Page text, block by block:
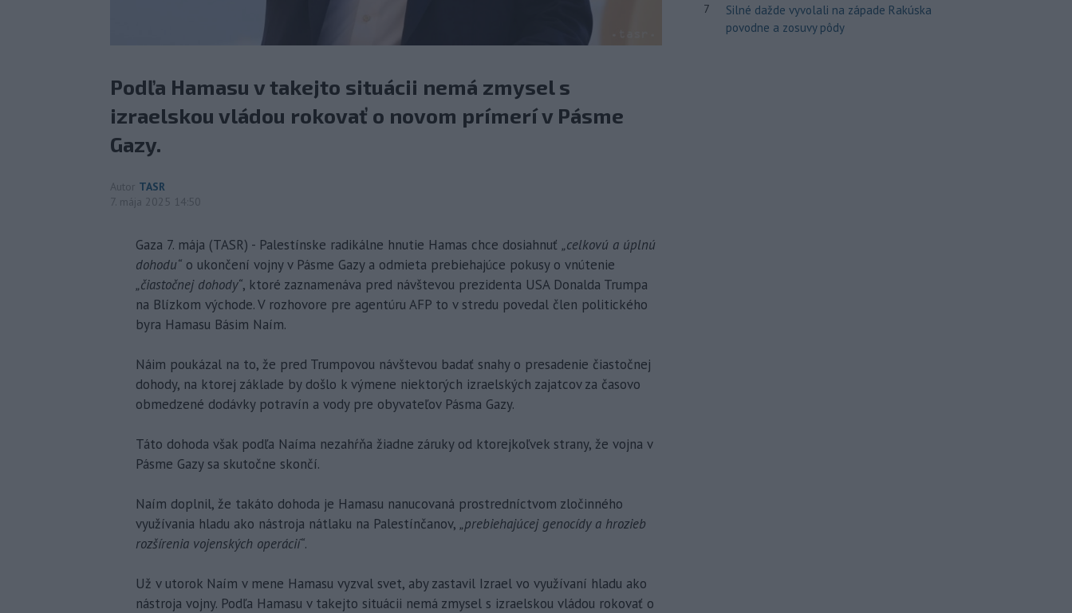
Podľa Hamasu v takejto situácii nemá zmysel s
izraelskou vládou rokovať o novom prímerí v Pásme
Gazy.
Autor TASR
7. mája 2025 14:50
Gaza 7. mája (TASR) - Palestínske radikálne hnutie Hamas chce dosiahnuť „celkovú a úplnú
dohodu“ o ukončení vojny v Pásme Gazy a odmieta prebiehajúce pokusy o vnútenie
„čiastočnej dohody“, ktoré zaznamenáva pred návštevou prezidenta USA Donalda Trumpa
na Blízkom východe. V rozhovore pre agentúru AFP to v stredu povedal člen politického
byra Hamasu Básim Naím.
Náim poukázal na to, že pred Trumpovou návštevou badať snahy o presadenie čiastočnej
dohody, na ktorej základe by došlo k výmene niektorých izraelských zajatcov za časovo
obmedzené dodávky potravín a vody pre obyvateľov Pásma Gazy.
Táto dohoda však podľa Naíma nezahŕňa žiadne záruky od ktorejkoľvek strany, že vojna v
Pásme Gazy sa skutočne skončí.
Naím doplnil, že takáto dohoda je Hamasu nanucovaná prostredníctvom zločinného
využívania hladu ako nástroja nátlaku na Palestínčanov, „prebiehajúcej genocídy a hrozieb
rozšírenia vojenských operácií“.
Už v utorok Naím v mene Hamasu vyzval svet, aby zastavil Izrael vo využívaní hladu ako
nástroja vojny. Podľa Hamasu v takejto situácii nemá zmysel s izraelskou vládou rokovať o
7
Silné dažde vyvolali na západe Rakúska
povodne a zosuvy pôdy